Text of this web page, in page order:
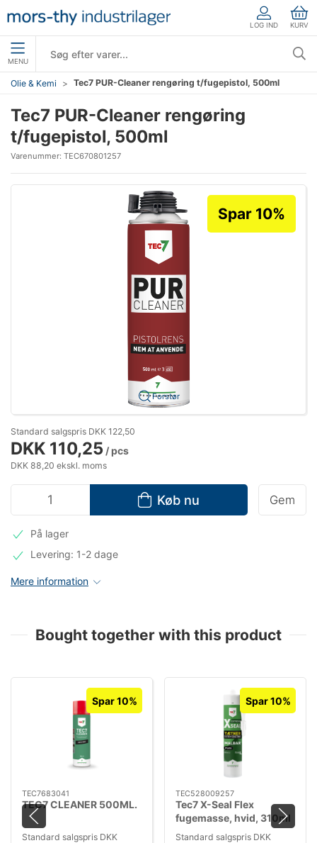
LOG IND KURV
MENU
Olie & Kemi Tec7 PUR-Cleaner rengøring t/fugepistol, 500ml
Tec7 PUR-Cleaner rengøring
t/fugepistol, 500ml
Varenummer: TEC670801257
Forstør
Spar 10%
Standard salgspris DKK 122,50
DKK 110,25 / pcs
DKK 88,20 ekskl. moms
Køb nu Gem
På lager
Levering: 1-2 dage
Mere information
Bought together with this product
Spar 10%
TEC7683041
TEC7 CLEANER 500ML.
Standard salgspris DKK
Spar 10%
TEC528009257
Tec7 X-Seal Flex
fugemasse, hvid, 310ml
Standard salgspris DKK